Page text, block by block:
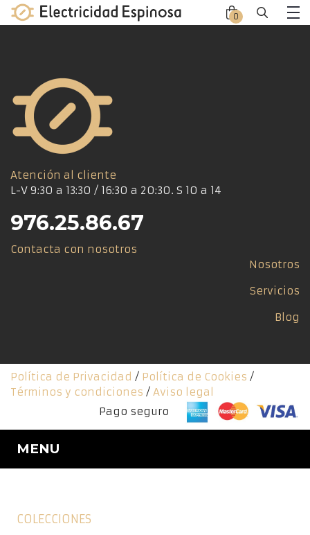
Skip
to
0
Atención al cliente
L-V 9:30 a 13:30 / 16:30 a 20:30. S 10 a 14
976.25.86.67
Contacta con nosotros
Nosotros
Servicios
Blog
Política de Privacidad / Política de Cookies /
Términos y condiciones / Aviso legal
Pago seguro
MENU
Close
COLECCIONES
Close